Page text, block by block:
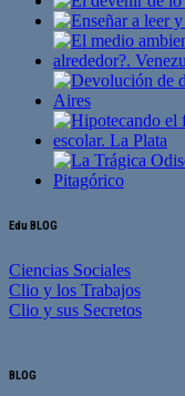
Edu BLOG
Ciencias Sociales
Clio y los Trabajos
Clio y sus Secretos
BLOG